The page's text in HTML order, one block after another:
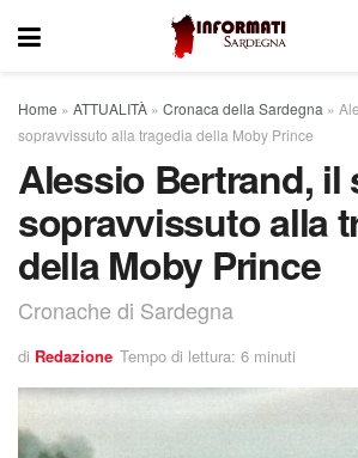
Home » ATTUALITÀ » Cronaca della Sardegna »
sopravvissuto alla tragedia della Moby Prince
Alessio Bertrand, il
sopravvissuto alla
della Moby Prince
Cronache di Sardegna
di Redazione Tempo di lettura: 6 minuti